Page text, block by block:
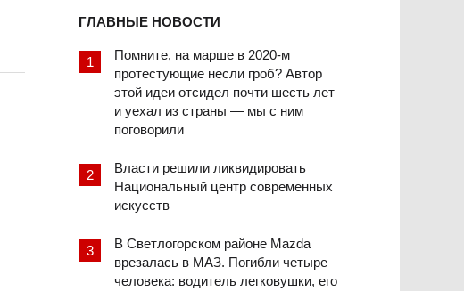
ГЛАВНЫЕ НОВОСТИ
Помните, на марше в 2020-м
протестующие несли гроб? Автор
этой идеи отсидел почти шесть лет
и уехал из страны — мы с ним
поговорили
Власти решили ликвидировать
Национальный центр современных
искусств
В Светлогорском районе Mazda
врезалась в МАЗ. Погибли четыре
человека: водитель легковушки, его